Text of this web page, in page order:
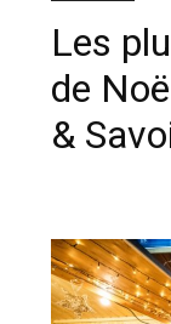
Les
de
&